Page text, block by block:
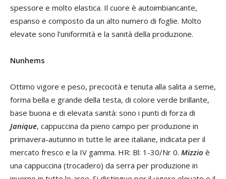
spessore e molto elastica. Il cuore è autoimbiancante,
espanso e composto da un alto numero di foglie. Molto
elevate sono l’uniformità e la sanità della produzione.
Nunhems
Ottimo vigore e peso, precocità e tenuta alla salita a seme,
forma bella e grande della testa, di colore verde brillante,
base buona e di elevata sanità: sono i punti di forza di
Janique, cappuccina da pieno campo per produzione in
primavera-autunno in tutte le aree italiane, indicata per il
mercato fresco e la IV gamma. HR: Bl: 1-30/Nr 0. Mizzio è
una cappuccina (trocadero) da serra per produzione in